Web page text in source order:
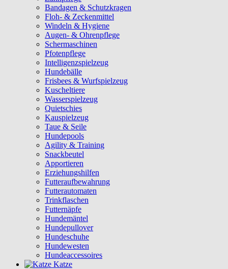
Bandagen & Schutzkragen
Floh- & Zeckenmittel
Windeln & Hygiene
Augen- & Ohrenpflege
Schermaschinen
Pfotenpflege
Intelligenzspielzeug
Hundebälle
Frisbees & Wurfspielzeug
Kuscheltiere
Wasserspielzeug
Quietschies
Kauspielzeug
Taue & Seile
Hundepools
Agility & Training
Snackbeutel
Apportieren
Erziehungshilfen
Futteraufbewahrung
Futterautomaten
Trinkflaschen
Futternäpfe
Hundemäntel
Hundepullover
Hundeschuhe
Hundewesten
Hundeaccessoires
Katze